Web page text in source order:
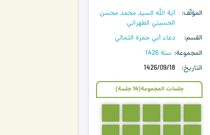
المؤلّف
آية الله السيد محمد محسن
الحسيني الطهراني
القسم
دعاء أبي حمزة الثمالي
المجموعة سنة 1426
التاريخ
1426/09/18
جلسات المجموعة(14 جلسة)